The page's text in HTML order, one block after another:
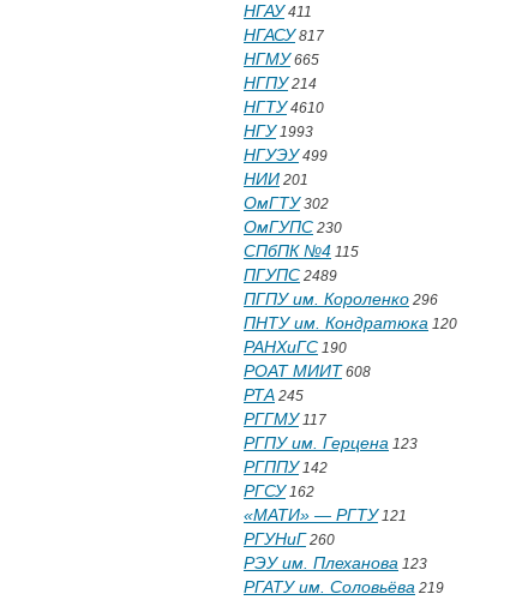
НГАУ411
НГАСУ817
НГМУ665
НГПУ214
НГТУ4610
НГУ1993
НГУЭУ499
НИИ 201
ОмГТУ302
ОмГУПС 230
СПбПК №4 115
ПГУПС 2489
ПГПУ им. Короленко 296
ПНТУ им. Кондратюка 120
РАНХиГС 190
РОАТ МИИТ 608
РТА 245
РГГМУ117
РГПУ им. Герцена 123
РГППУ142
РГСУ162
«МАТИ» — РГТУ121
РГУНиГ 260
РЭУ им. Плеханова 123
РГАТУ им. Соловьёва 219